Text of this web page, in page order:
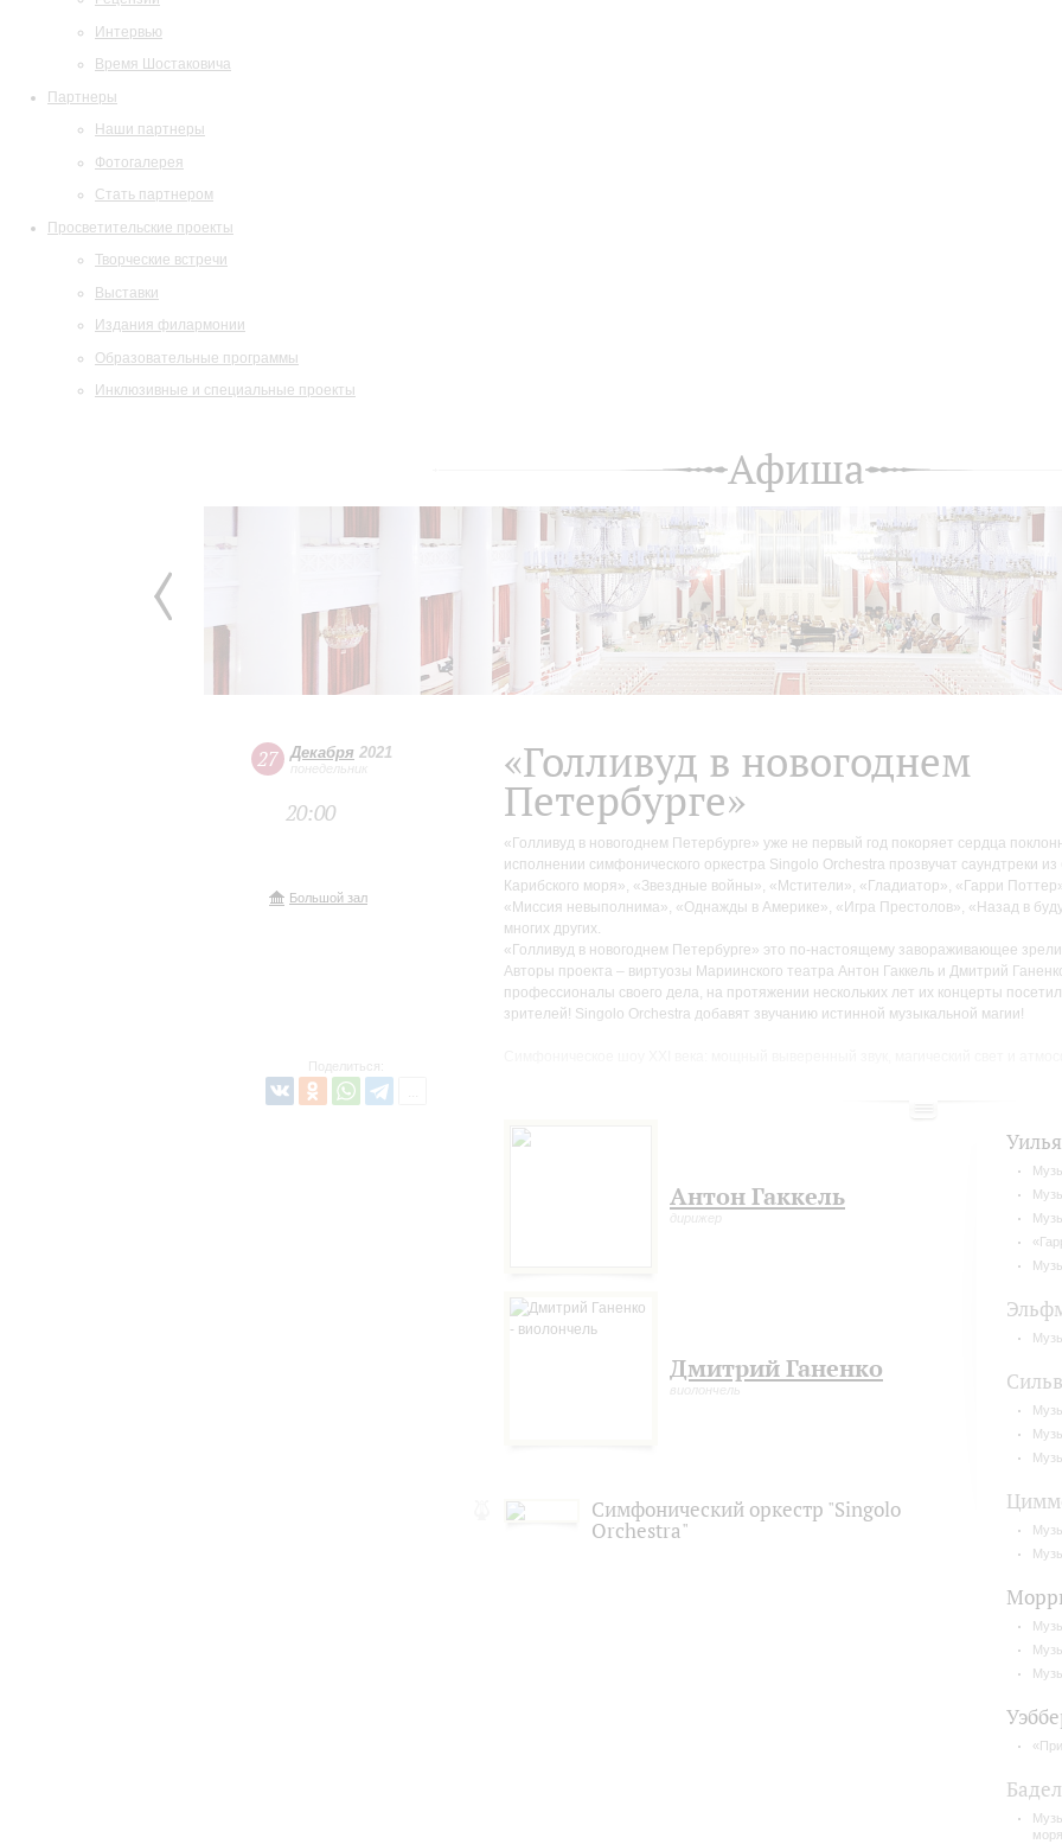
Интервью
Время Шостаковича
Партнеры
Наши партнеры
Фотогалерея
Стать партнером
Просветительские проекты
Творческие встречи
Выставки
Издания филармонии
Образовательные программы
Инклюзивные и специальные проекты
Афиша
27 Декабря 2021
понедельник
20:00
Большой зал
Поделиться:
«Голливуд в новогоднем
Петербурге»
«Голливуд в новогоднем Петербурге» уже не первый год покоряет сердца
исполнении симфонического оркестра Singolo Orchestra прозвучат саундтреки
Карибского моря», «Звездные войны», «Мстители», «Гладиатор», «Гарри
«Миссия невыполнима», «Однажды в Америке», «Игра Престолов», «Назад в
многих других.
«Голливуд в новогоднем Петербурге» это по-настоящему завораживающее
Авторы проекта – виртуозы Мариинского театра Антон Гаккель и Дмитрий
профессионалы своего дела, на протяжении нескольких лет их концерты
зрителей! Singolo Orchestra добавят звучанию истинной музыкальной магии!
Антон Гаккель
дирижер
Дмитрий Ганенко
виолончель
Симфонический оркестр "Singolo
Orchestra"